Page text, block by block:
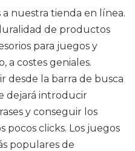
nuestra tienda en línea.
de productos
para juegos y
a costes geniales.
desde la barra de busca
dejará introducir
y conseguir los
pocos clicks. Los juegos
populares de